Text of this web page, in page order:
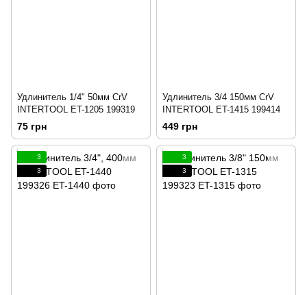
Удлинитель 1/4" 50мм CrV
INTERTOOL ET-1205 199319
75 грн
Удлинитель 3/4 150мм CrV
INTERTOOL ET-1415 199414
449 грн
3
3
3
3